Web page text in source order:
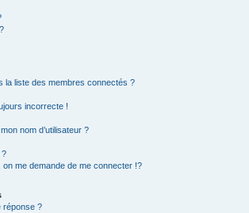
la liste des membres connectés ?
incorrecte !
nom d’utilisateur ?
?
on me demande de me connecter !?
réponse ?